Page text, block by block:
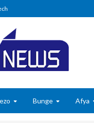
Bunge Afya